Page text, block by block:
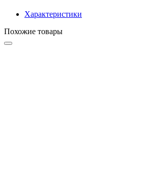
Характеристики
Похожие товары